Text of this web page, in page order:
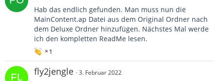
Hab das endlich gefunden. Man muss nun die
MainContent.ap Datei aus dem Original Ordner nach
dem Deluxe Ordner hinzufügen. Nächstes Mal werde
ich den kompletten ReadMe lesen.
1
fly2jengle 3. Februar 2022